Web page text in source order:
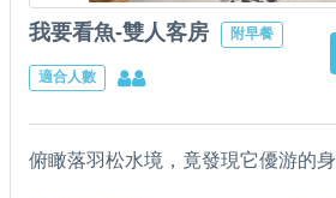
我要看魚-雙人客房 附早餐
適合人數
俯瞰落羽松水境，竟發現它優游的